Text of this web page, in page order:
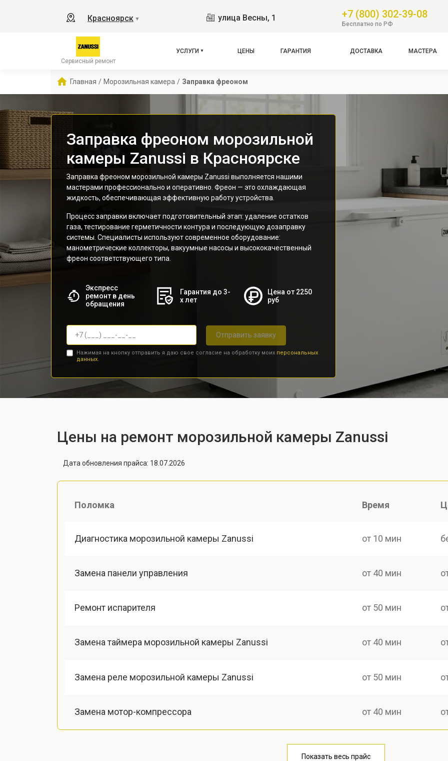
Красноярск ▼ улица Весны, 1 +7 (800) 302-39-08
Бесплатно по РФ
Сервисный ремонт
УСЛУГИ ЦЕНЫ ГАРАНТИЯ ДОСТАВКА МАСТЕРА
Главная / Морозильная камера / Заправка фреоном
Заправка фреоном морозильной
камеры Zanussi в Красноярске
Заправка фреоном морозильной камеры Zanussi выполняется нашими
мастерами профессионально и оперативно. Фреон — это охлаждающая
жидкость, обеспечивающая эффективную работу устройства.
Процесс заправки включает подготовительный этап: удаление остатков
газа, тестирование герметичности контура и последующую дозаправку
системы. Специалисты используют современное оборудование:
манометрические коллекторы, вакуумные насосы и высококачественный
фреон соответствующего типа.
Экспресс
ремонт в день
обращения
Гарантия до 3-
х лет
Цена от 2250
руб
Отправить заявку
Нажимая на кнопку отправить я даю свое согласие на обработку моих персональных
данных.
Цены на ремонт морозильной камеры Zanussi
Дата обновления прайса: 18.07.2026
Поломка Время
Диагностика морозильной камеры Zanussi от 10 мин
Замена панели управления от 40 мин
Ремонт испарителя от 50 мин
Замена таймера морозильной камеры Zanussi от 40 мин
Замена реле морозильной камеры Zanussi от 50 мин
Замена мотор-компрессора от 40 мин
от 50 мин
Показать весь прайс